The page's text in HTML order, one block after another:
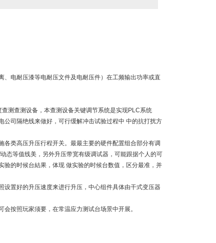
电耐压漆等电耐压文件及电耐压件）在工频输出功率或直
测查测设备，本查测设备关键调节系统是实现PLC系统
司隔绝线来做好，可行缓解冲击试验过程中 中的抗打扰方
类高压升压行程开关。最最主要的硬件配置组合部分有调
态等值线美，另外升压带宽有级调试器，可能跟据个人的可
的时候台結果，体现 做实验的时候台数值，区分最准，并
置好的升压速度来进行升压，中心组件具体由干式变压器
按照玩家须要，在常温应力测试台场景中开展。